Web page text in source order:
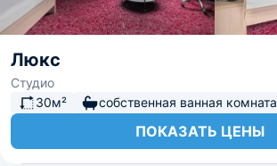
Люкс
Студио
30м²
собственная ванная комната
ПОКАЗАТЬ ЦЕНЫ